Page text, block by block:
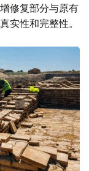
修复部分与原有
实性和完整性。